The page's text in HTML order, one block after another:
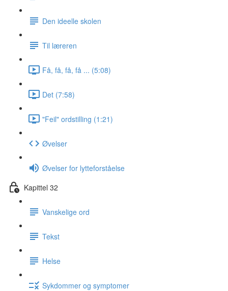
Den ideelle skolen
Til læreren
Få, få, få, få ... (5:08)
Det (7:58)
"Feil" ordstilling (1:21)
Øvelser
Øvelser for lytteforståelse
Kapittel 32
Vanskelige ord
Tekst
Helse
Sykdommer og symptomer